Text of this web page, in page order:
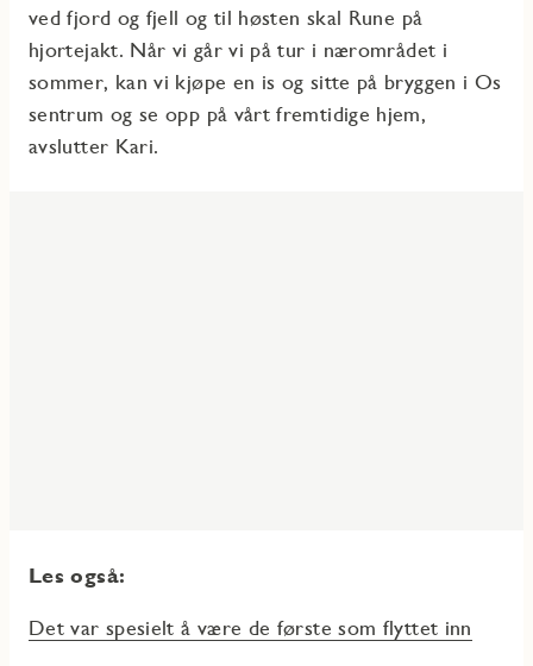
ved fjord og fjell og til høsten skal Rune på
hjortejakt. Når vi går vi på tur i nærområdet i
sommer, kan vi kjøpe en is og sitte på bryggen i Os
sentrum og se opp på vårt fremtidige hjem,
avslutter Kari.
Les også:
Det var spesielt å være de første som flyttet inn